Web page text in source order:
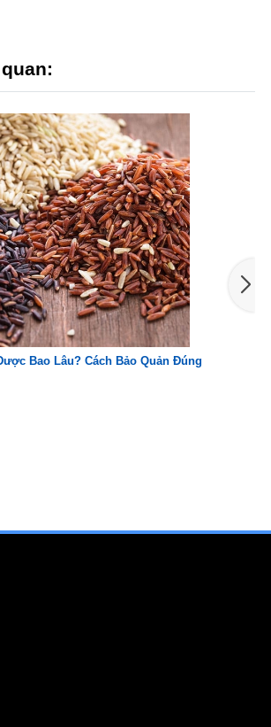
Bao Lâu? Cách Bảo Quản Đúng